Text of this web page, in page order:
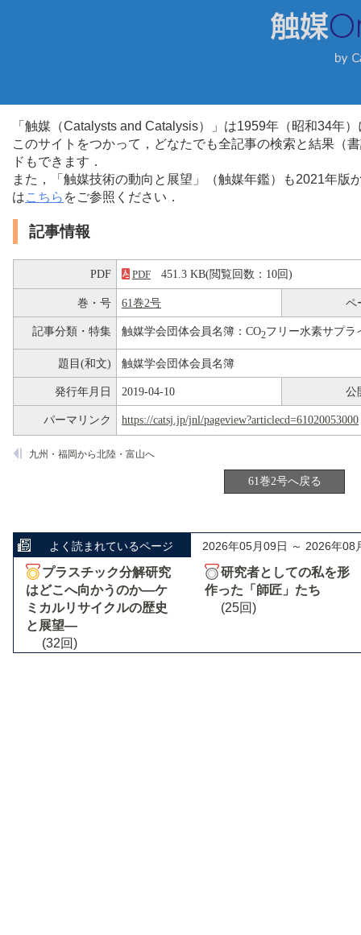
「触媒（Catalysts and Catalysis）」は1959年（昭和34年
このサイトをつかって，どなたでも全記事の検索と結果（
ドもできます．
また，「触媒技術の動向と展望」（触媒年鑑）も2021年
はこちら をご参照ください．
記事情報
PDF PDF 451.3 KB(閲覧回数：10回)
巻・号 61巻2号 ペ
記事分類・特集 触媒学会団体会員名簿：CO2フリー水素サプラ
題目(和文) 触媒学会団体会員名簿
発行年月日 2019-04-10 公
パーマリンク https://catsj.jp/jnl/pageview?articlecd=61020053000
九州・福岡から北陸・富山へ
61巻2号へ戻る
よく読まれているページ 2026年05月09日 ～ 2026年08
プラスチック分解研究
はどこへ向かうのか―ケ
ミカルリサイクルの歴史
と展望―
(32回)
研究者としての私を形
作った「師匠」たち
(25回)